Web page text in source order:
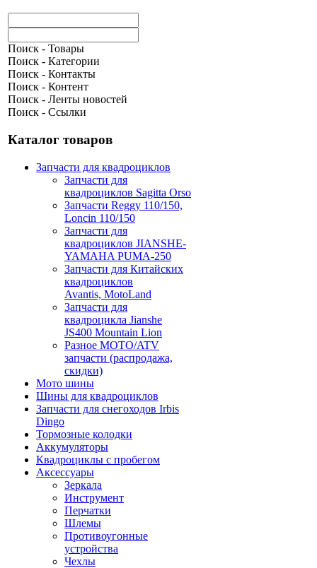
Поиск - Товары
Поиск - Категории
Поиск - Контакты
Поиск - Контент
Поиск - Ленты новостей
Поиск - Ссылки
Каталог товаров
Запчасти для квадроциклов
Запчасти для
квадроциклов Sagitta Orso
Запчасти Reggy 110/150,
Loncin 110/150
Запчасти для
квадроциклов JIANSHE-
YAMAHA PUMA-250
Запчасти для Китайских
квадроциклов
Avantis, MotoLand
Запчасти для
квадроцикла Jianshe
JS400 Mountain Lion
Разное МОТО/ATV
запчасти (распродажа,
скидки)
Мото шины
Шины для квадроциклов
Запчасти для снегоходов Irbis
Dingo
Тормозные колодки
Аккумуляторы
Квадроциклы с пробегом
Аксессуары
Зеркала
Инструмент
Перчатки
Шлемы
Противоугонные
устройства
Чехлы